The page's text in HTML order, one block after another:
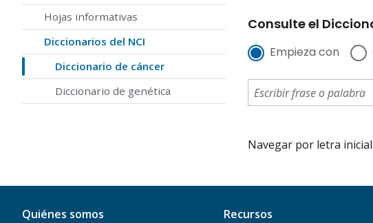
Hojas informativas
Diccionarios del NCI
Diccionario de cáncer
Diccionario de genética
Consulte el
Empieza con
Navegar por letra inicial:
Quiénes somos
Recursos